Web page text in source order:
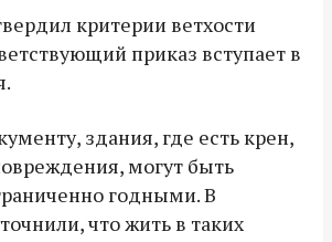
критерии ветхости
приказ вступает в
здания, где есть крен,
могут быть
годными. В
что жить в таких